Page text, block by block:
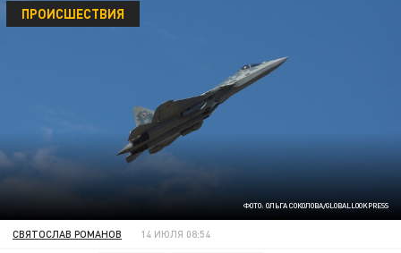
ФОТО: ОЛЬГА СОКОЛОВА/GLOBALLOOKPRESS
ПРОИСШЕСТВИЯ
СВЯТОСЛАВ РОМАНОВ 14 ИЮЛЯ 08:54